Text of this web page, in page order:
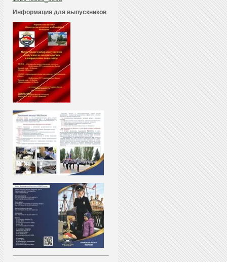
Информация для выпускников